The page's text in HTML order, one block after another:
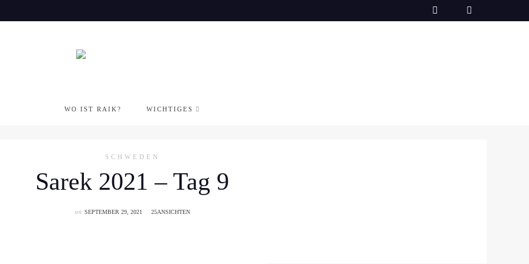
WO IST RAIK? WICHTIGES
SCHWEDEN
Sarek 2021 – Tag 9
on SEPTEMBER 29, 2021 25ANSICHTEN